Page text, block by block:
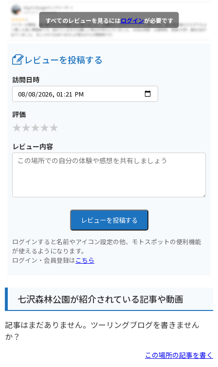
すべてのレビューを見るにはログインが必要です
レビューを投稿する
訪問日時
評価
レビュー内容
レビューを投稿する
ログインすると名前やアイコン設定の他、モトスポットの便利機能
が使えるようになります。
ログイン・会員登録はこちら
七沢森林公園が紹介されている記事や動画
記事はまだありません。ツーリングブログを書きません
か？
この場所の記事を書く